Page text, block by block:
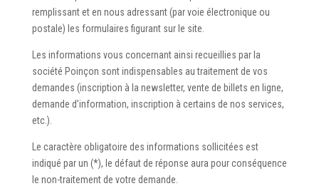
remplissant et en nous adressant (par voie électronique ou
postale) les formulaires figurant sur le site.
Les informations vous concernant ainsi recueillies par la
société Poinçon sont indispensables au traitement de vos
demandes (inscription à la newsletter, vente de billets en ligne,
demande d’information, inscription à certains de nos services,
etc.).
Le caractère obligatoire des informations sollicitées est
indiqué par un (*), le défaut de réponse aura pour conséquence
le non-traitement de votre demande.